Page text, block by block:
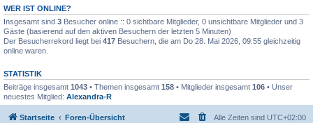
WER IST ONLINE?
Insgesamt sind 3 Besucher online :: 0 sichtbare Mitglieder, 0 unsichtbare Mitglieder und 3
Gäste (basierend auf den aktiven Besuchern der letzten 5 Minuten)
Der Besucherrekord liegt bei 417 Besuchern, die am Do 28. Mai 2026, 09:55 gleichzeitig
online waren.
STATISTIK
Beiträge insgesamt 1043 • Themen insgesamt 158 • Mitglieder insgesamt 106 • Unser
neuestes Mitglied: Alexandra-R
Startseite Foren-Übersicht Alle Zeiten sind UTC+02:00